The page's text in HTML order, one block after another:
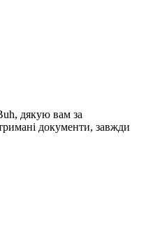
дякую вам за
документи, завжди